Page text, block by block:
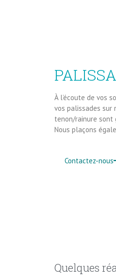
À l’écoute de vos
vos palissades sur
tenon/rainure sont
Nous plaçons
Contactez-nous
Quelques